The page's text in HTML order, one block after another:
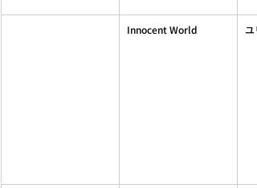
Innocent World